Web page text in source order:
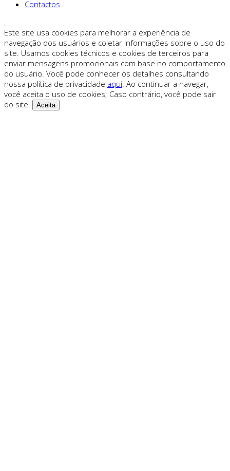
Contactos
Este site usa cookies para melhorar a experiência de
navegação dos usuários e coletar informações sobre o uso do
site. Usamos cookies técnicos e cookies de terceiros para
enviar mensagens promocionais com base no comportamento
do usuário. Você pode conhecer os detalhes consultando
nossa política de privacidade aqui. Ao continuar a navegar,
você aceita o uso de cookies; Caso contrário, você pode sair
do site.
Aceita